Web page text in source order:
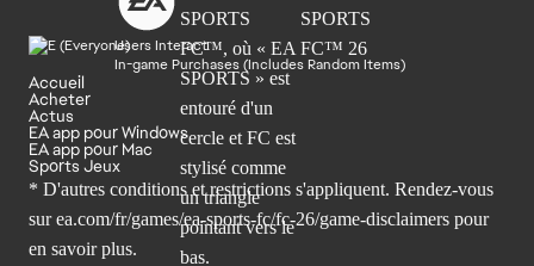
Users Interact
In-game Purchases (Includes Random Items)
Accueil
Acheter
Actus
EA app pour Windows
EA app pour Mac
Sports Jeux
* D'autres conditions et restrictions s'appliquent. Rendez-vous
sur ea.com/fr/games/ea-sports-fc/fc-26/game-disclaimers pour
en savoir plus.